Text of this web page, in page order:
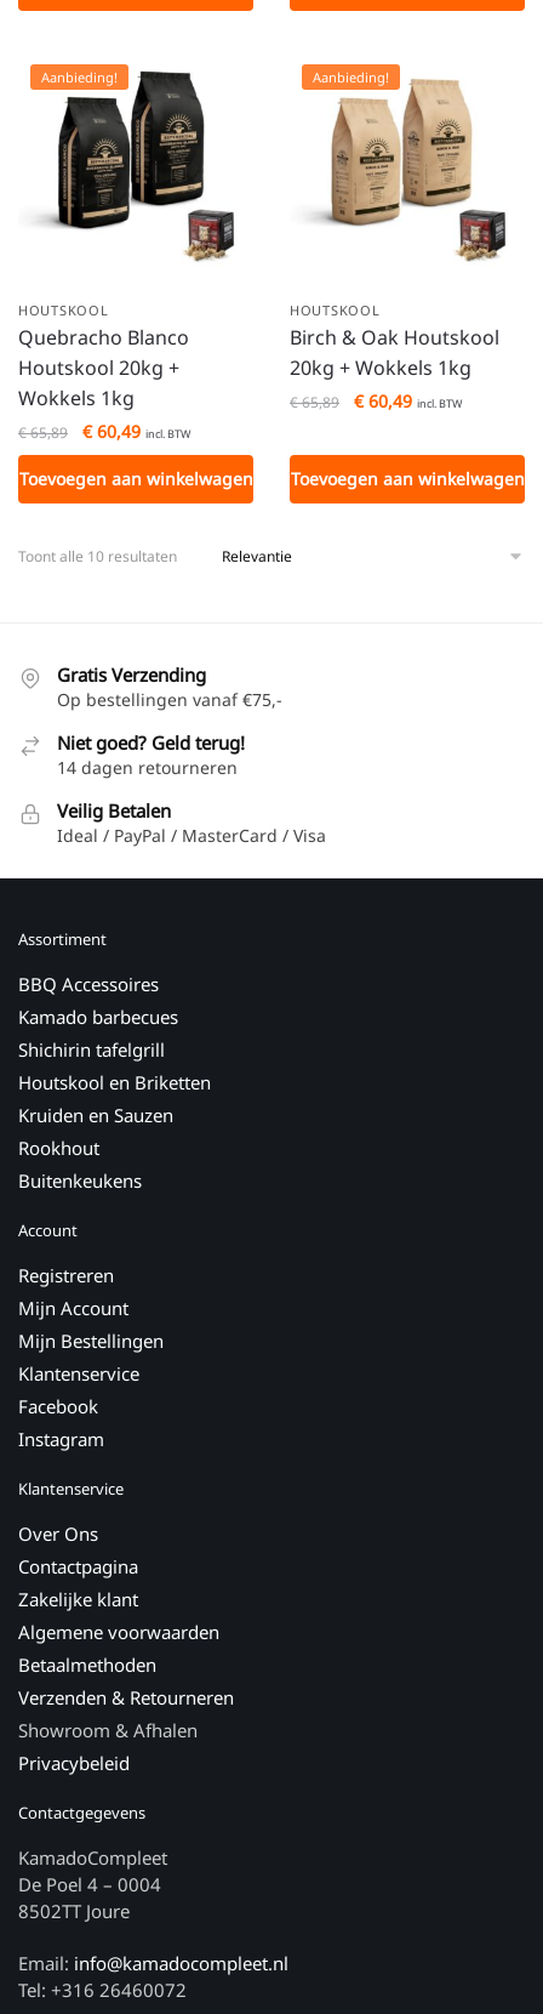
Aanbieding!
HOUTSKOOL
Quebracho Blanco
Houtskool 20kg +
Wokkels 1kg
€65,89 €60,49 incl. BTW
Toevoegen aan winkelwagen
Aanbieding!
HOUTSKOOL
Birch & Oak Houtskool
20kg + Wokkels 1kg
€65,89 €60,49 incl. BTW
Toevoegen aan winkelwagen
Toont alle 10 resultaten
Gratis Verzending
Op bestellingen vanaf €75,-
Niet goed? Geld terug!
14 dagen retourneren
Veilig Betalen
Ideal / PayPal / MasterCard / Visa
Assortiment
BBQ Accessoires
Kamado barbecues
Shichirin tafelgrill
Houtskool en Briketten
Kruiden en Sauzen
Rookhout
Buitenkeukens
Account
Registreren
Mijn Account
Mijn Bestellingen
Klantenservice
Facebook
Instagram
Klantenservice
Over Ons
Contactpagina
Zakelijke klant
Algemene voorwaarden
Betaalmethoden
Verzenden & Retourneren
Showroom & Afhalen
Privacybeleid
Contactgegevens
KamadoCompleet
De Poel 4 – 0004
8502TT Joure
Email: info@kamadocompleet.nl
Tel: +316 26460072